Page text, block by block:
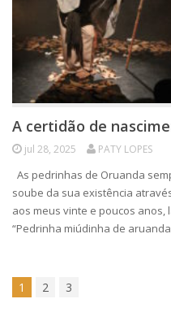
A certidão de
jul 28, 2025 PATY LOPES
As pedrinhas de Oruanda
soube da sua existência
aos meus vinte e poucos anos,
“Pedrinha miúdinha de
1 2 3